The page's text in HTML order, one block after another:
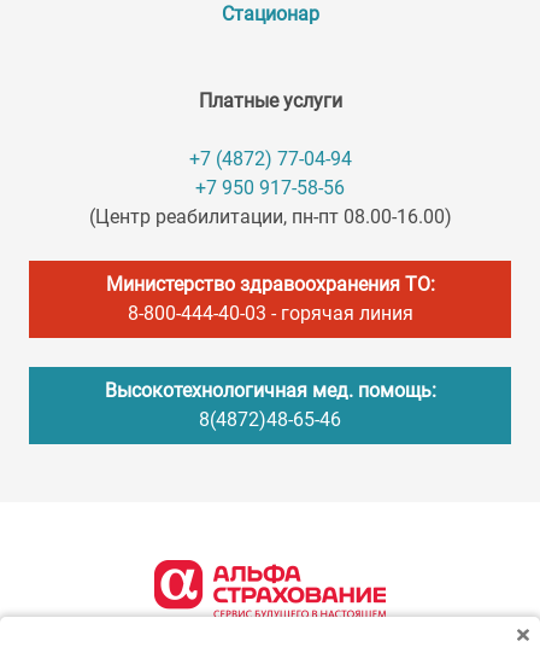
Стационар
Платные услуги
+7 (4872) 77-04-94
+7 950 917-58-56
(Центр реабилитации, пн-пт 08.00-16.00)
Министерство здравоохранения ТО:
8-800-444-40-03 - горячая линия
Высокотехнологичная мед. помощь:
8(4872)48-65-46